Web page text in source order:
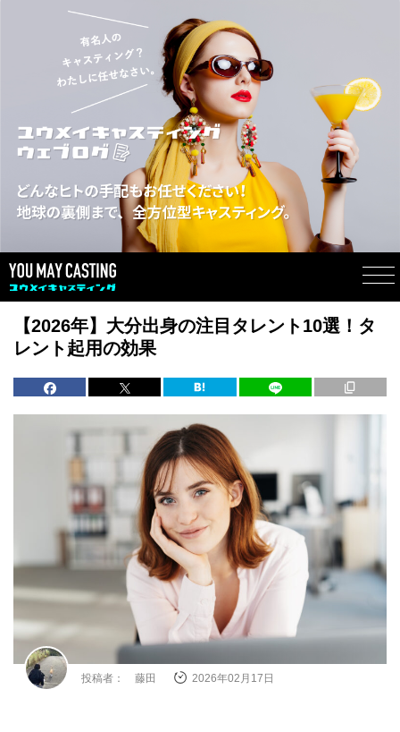
【2026年】大分出身の注目タレント10選！タ
レント起用の効果
投稿者： 藤田 2026年02月17日